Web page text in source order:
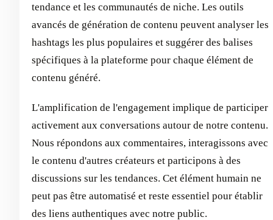
tendance et les communautés de niche. Les outils
avancés de génération de contenu peuvent analyser les
hashtags les plus populaires et suggérer des balises
spécifiques à la plateforme pour chaque élément de
contenu généré.
L'amplification de l'engagement implique de participer
activement aux conversations autour de notre contenu.
Nous répondons aux commentaires, interagissons avec
le contenu d'autres créateurs et participons à des
discussions sur les tendances. Cet élément humain ne
peut pas être automatisé et reste essentiel pour établir
des liens authentiques avec notre public.